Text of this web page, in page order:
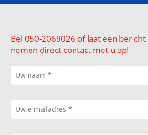
Bel 050-2069026 of laat een
nemen direct contact met u op!